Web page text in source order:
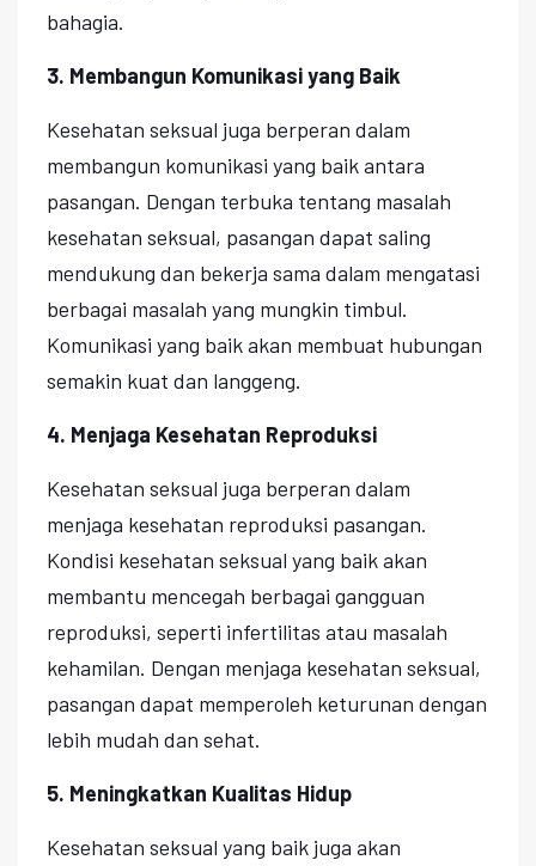
bahagia.
3. Membangun Komunikasi yang Baik
Kesehatan seksual juga berperan dalam
membangun komunikasi yang baik antara
pasangan. Dengan terbuka tentang masalah
kesehatan seksual, pasangan dapat saling
mendukung dan bekerja sama dalam mengatasi
berbagai masalah yang mungkin timbul.
Komunikasi yang baik akan membuat hubungan
semakin kuat dan langgeng.
4. Menjaga Kesehatan Reproduksi
Kesehatan seksual juga berperan dalam
menjaga kesehatan reproduksi pasangan.
Kondisi kesehatan seksual yang baik akan
membantu mencegah berbagai gangguan
reproduksi, seperti infertilitas atau masalah
kehamilan. Dengan menjaga kesehatan seksual,
pasangan dapat memperoleh keturunan dengan
lebih mudah dan sehat.
5. Meningkatkan Kualitas Hidup
Kesehatan seksual yang baik juga akan